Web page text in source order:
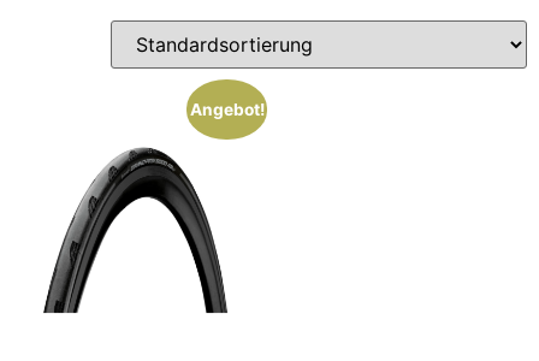
Angebot!